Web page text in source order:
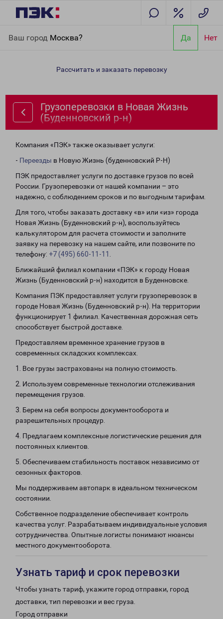
Ваш город Москва? Да Нет
(Буденновский р-н)
Рассчитать и заказать перевозку
Грузоперевозки в Новая Жизнь
(Буденновский р-н)
Компания «ПЭК» также оказывает услуги:
- Переезды в Новую Жизнь (буденновский Р-Н)
ПЭК предоставляет услуги по доставке грузов по всей
России. Грузоперевозки от нашей компании – это
надежно, с соблюдением сроков и по выгодным тарифам.
Для того, чтобы заказать доставку «в» или «из» города
Новая Жизнь (Буденновский р-н), воспользуйтесь
калькулятором для расчета стоимости и заполните
заявку на перевозку на нашем сайте, или позвоните по
телефону: +7 (495) 660-11-11
Ближайший филиал компании «ПЭК» к городу Новая
Жизнь (Буденновский р-н) находится в Буденновске.
Компания ПЭК предоставляет услуги грузоперевозок в
городе Новая Жизнь (Буденновский р-н). На территории
функционирует 1 филиал. Качественная дорожная сеть
способствует быстрой доставке.
Предоставляем временное хранение грузов в
современных складских комплексах.
1. Все грузы застрахованы на полную стоимость.
2. Используем современные технологии отслеживания
перемещения грузов.
3. Берем на себя вопросы документооборота и
разрешительных процедур.
4. Предлагаем комплексные логистические решения для
постоянных клиентов.
5. Обеспечиваем стабильность поставок независимо от
сезонных факторов.
Мы поддерживаем автопарк в идеальном техническом
состоянии.
Собственное подразделение обеспечивает контроль
качества услуг. Разрабатываем индивидуальные условия
сотрудничества. Опытные логисты понимают нюансы
местного документооборота.
Узнать тариф и срок перевозки
Чтобы узнать тариф, укажите город отправки, город
доставки, тип перевозки и вес груза.
Город отправки